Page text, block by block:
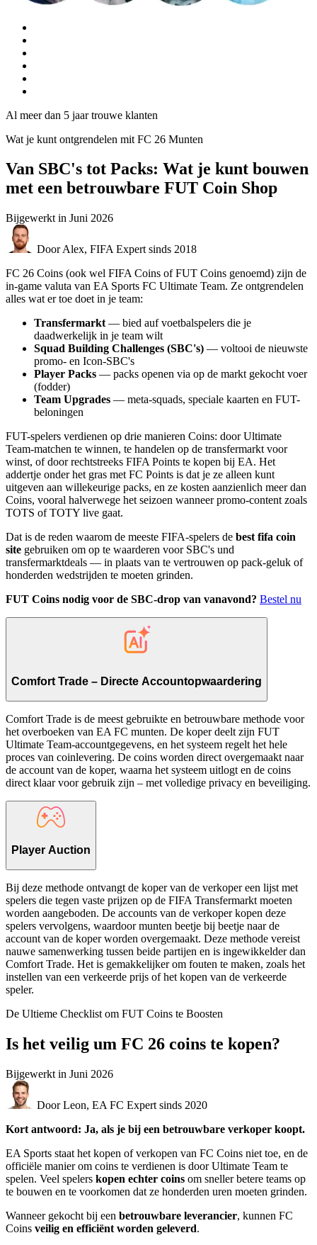
Al meer dan 5 jaar trouwe klanten
Wat je kunt ontgrendelen mit FC 26 Munten
Van SBC's tot Packs: Wat je kunt bouwen
met een betrouwbare FUT Coin Shop
Bijgewerkt in Juni 2026
Door Alex, FIFA Expert sinds 2018
FC 26 Coins (ook wel FIFA Coins of FUT Coins genoemd) zijn de
in-game valuta van EA Sports FC Ultimate Team. Ze ontgrendelen
alles wat er toe doet in je team:
Transfermarkt — bied auf voetbalspelers die je
daadwerkelijk in je team wilt
Squad Building Challenges (SBC's) — voltooi de nieuwste
promo- en Icon-SBC's
Player Packs — packs openen via op de markt gekocht voer
(fodder)
Team Upgrades — meta-squads, speciale kaarten en FUT-
beloningen
FUT-spelers verdienen op drie manieren Coins: door Ultimate
Team-matchen te winnen, te handelen op de transfermarkt voor
winst, of door rechtstreeks FIFA Points te kopen bij EA. Het
addertje onder het gras met FC Points is dat je ze alleen kunt
uitgeven aan willekeurige packs, en ze kosten aanzienlich meer dan
Coins, vooral halverwege het seizoen wanneer promo-content zoals
TOTS of TOTY live gaat.
Dat is de reden waarom de meeste FIFA-spelers de best fifa coin
site gebruiken om op te waarderen voor SBC's und
transfermarktdeals — in plaats van te vertrouwen op pack-geluk of
honderden wedstrijden te moeten grinden.
FUT Coins nodig voor de SBC-drop van vanavond? Bestel nu
Comfort Trade – Directe Accountopwaardering
Comfort Trade is de meest gebruikte en betrouwbare methode voor
het overboeken van EA FC munten. De koper deelt zijn FUT
Ultimate Team-accountgegevens, en het systeem regelt het hele
proces van coinlevering. De coins worden direct overgemaakt naar
de account van de koper, waarna het systeem uitlogt en de coins
direct klaar voor gebruik zijn – met volledige privacy en beveiliging.
Player Auction
Bij deze methode ontvangt de koper van de verkoper een lijst met
spelers die tegen vaste prijzen op de FIFA Transfermarkt moeten
worden aangeboden. De accounts van de verkoper kopen deze
spelers vervolgens, waardoor munten beetje bij beetje naar de
account van de koper worden overgemaakt. Deze methode vereist
nauwe samenwerking tussen beide partijen en is ingewikkelder dan
Comfort Trade. Het is gemakkelijker om fouten te maken, zoals het
instellen van een verkeerde prijs of het kopen van de verkeerde
speler.
De Ultieme Checklist om FUT Coins te Boosten
Is het veilig um FC 26 coins te kopen?
Bijgewerkt in Juni 2026
Door Leon, EA FC Expert sinds 2020
Kort antwoord: Ja, als je bij een betrouwbare verkoper koopt.
EA Sports staat het kopen of verkopen van FC Coins niet toe, en de
officiële manier om coins te verdienen is door Ultimate Team te
spelen. Veel spelers kopen echter coins om sneller betere teams op
te bouwen en te voorkomen dat ze honderden uren moeten grinden.
Wanneer gekocht bij een betrouwbare leverancier, kunnen FC
Coins veilig en efficiënt worden geleverd.